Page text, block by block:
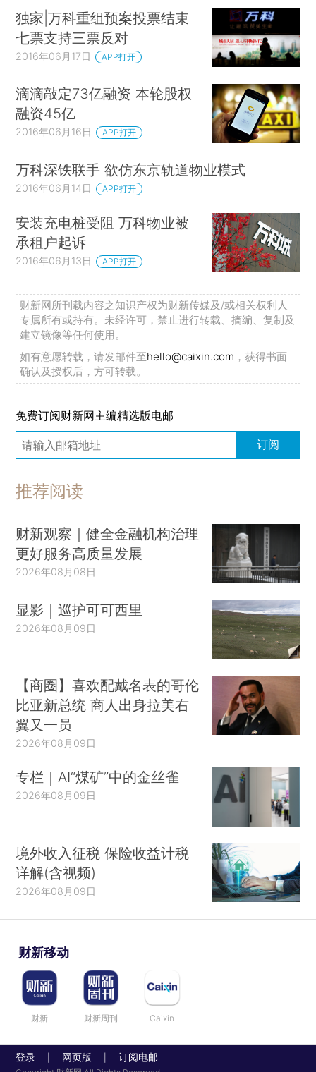
独家|万科重组预案投票结束
七票支持三票反对
2016年06月17日 APP打开
滴滴敲定73亿融资 本轮股权
融资45亿
2016年06月16日 APP打开
万科深铁联手 欲仿东京轨道物业模式
2016年06月14日 APP打开
安装充电桩受阻 万科物业被
承租户起诉
2016年06月13日 APP打开
财新网所刊载内容之知识产权为财新传媒及/或相关权利人
专属所有或持有。未经许可，禁止进行转载、摘编、复制及
建立镜像等任何使用。
如有意愿转载，请发邮件至hello@caixin.com ，获得书面
确认及授权后，方可转载。
免费订阅财新网主编精选版电邮
订阅
推荐阅读
财新观察｜健全金融机构治理
更好服务高质量发展
2026年08月08日
显影｜巡护可可西里
2026年08月09日
【商圈】喜欢配戴名表的哥伦
比亚新总统 商人出身拉美右
翼又一员
2026年08月09日
专栏｜AI“煤矿”中的金丝雀
2026年08月09日
境外收入征税 保险收益计税
详解(含视频)
2026年08月09日
财新移动
财新 财新周刊 Caixin
登录 网页版 订阅电邮